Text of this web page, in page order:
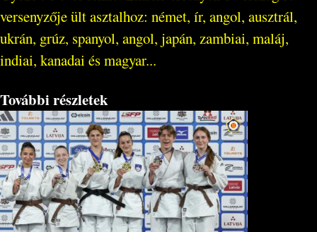
versenyzője ült asztalhoz: német, ír, angol, ausztrál,
ukrán, grúz, spanyol, angol, japán, zambiai, maláj,
indiai, kanadai és magyar...
További részletek